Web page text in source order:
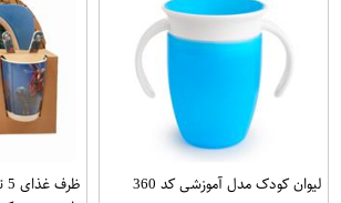
لیوان کودک مدل آموزشی کد 360